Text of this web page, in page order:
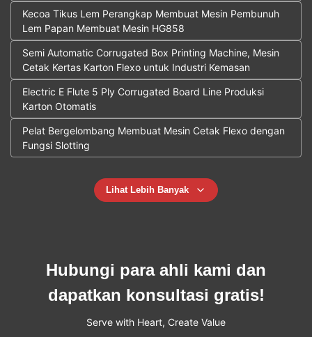
Kecoa Tikus Lem Perangkap Membuat Mesin Pembunuh
Lem Papan Membuat Mesin HG858
Semi Automatic Corrugated Box Printing Machine, Mesin
Cetak Kertas Karton Flexo untuk Industri Kemasan
Electric E Flute 5 Ply Corrugated Board Line Produksi
Karton Otomatis
Pelat Bergelombang Membuat Mesin Cetak Flexo dengan
Fungsi Slotting
Lihat Lebih Banyak
Hubungi para ahli kami dan
dapatkan konsultasi gratis!
Serve with Heart, Create Value